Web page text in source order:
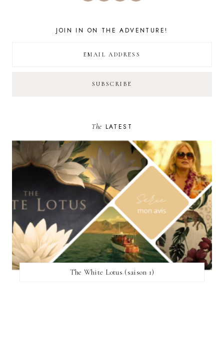
JOIN IN ON THE ADVENTURE!
The LATEST
The White Lotus (saison 1)